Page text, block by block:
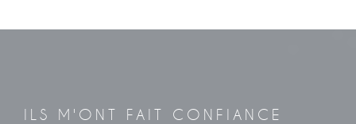
ILS M'ONT FAIT CONFIANCE